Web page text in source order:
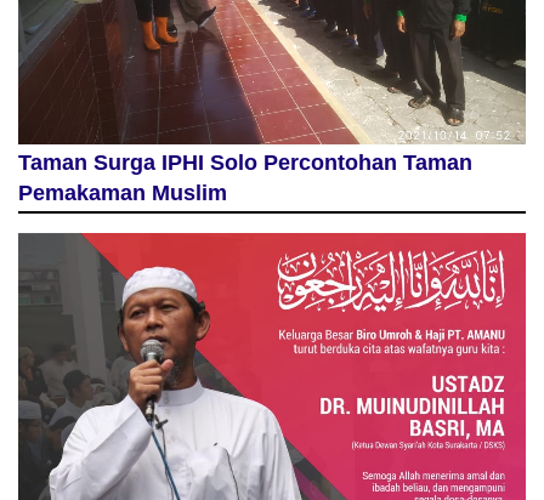
Taman Surga IPHI Solo Percontohan Taman
Pemakaman Muslim